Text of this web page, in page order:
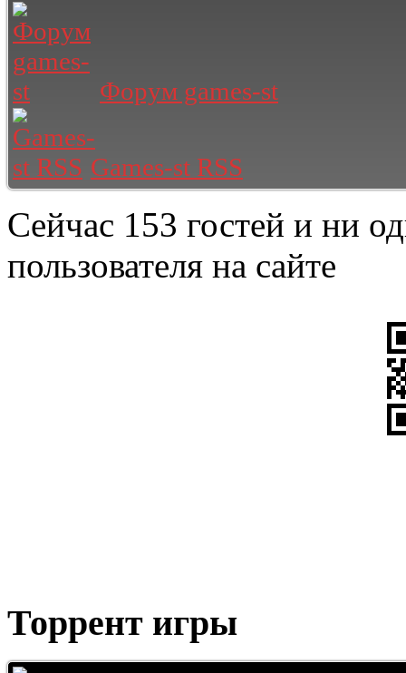
Форум games-st
Games-st RSS
Сейчас 153 гостей и ни
пользователя на сайте
Торрент игры